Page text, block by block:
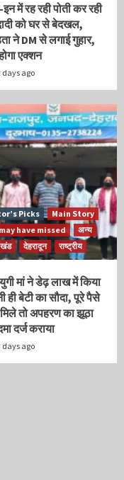
में रह रही पोती कर रही
को घर से बेदखल,
ने DM से लगाई गुहार,
एक्शन
days ago
Picks
Main Story
have missed
अन्य
देहरादून राष्ट्रीय
मां ने डेढ़ लाख में किया
ही बेटी का सौदा, पूरे पैसे
तो अपहरण का झूठा
दर्ज कराया
days ago